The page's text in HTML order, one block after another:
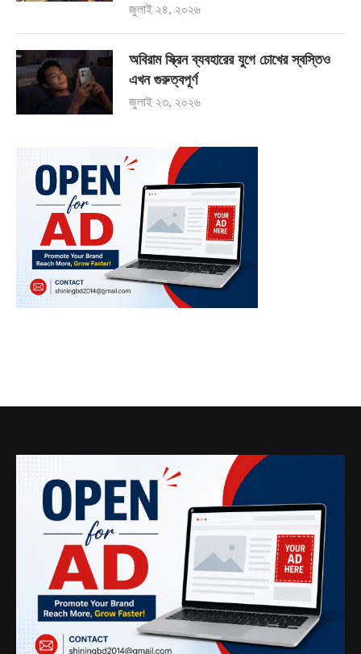
জুলাই ২৪, ২০২৬
অবিরাম স্ক্রিন ব্যবহারের যুগে চোখের স্বস্তিও
এখন গুরুত্বপূর্ণ
জুলাই ২৩, ২০২৬